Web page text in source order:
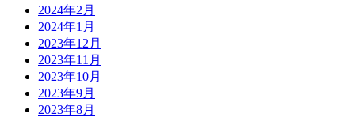
2024年2月
2024年1月
2023年12月
2023年11月
2023年10月
2023年9月
2023年8月